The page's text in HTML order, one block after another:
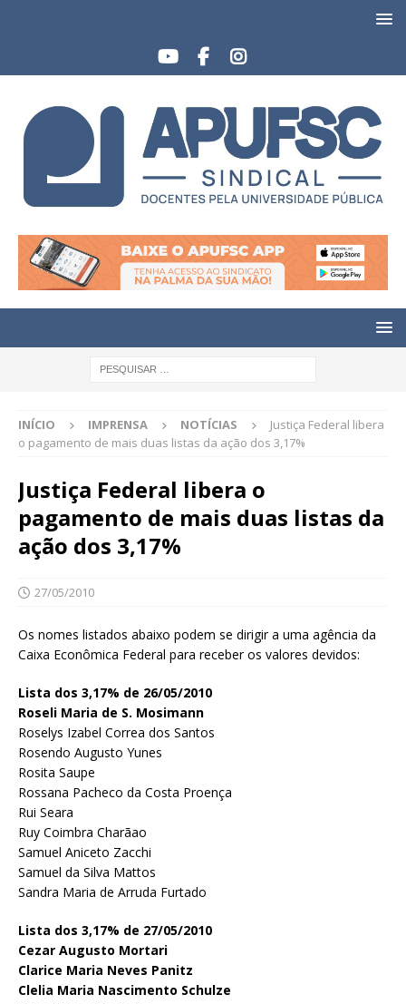
INÍCIO IMPRENSA NOTÍCIAS
Justiça Federal libera
o pagamento de mais duas listas da ação dos 3,17%
Justiça Federal libera o
pagamento de mais duas listas da
ação dos 3,17%
27/05/2010
Os nomes listados abaixo podem se dirigir a uma agência da
Caixa Econômica Federal para receber os valores devidos:
Lista dos 3,17% de 26/05/2010
Roseli Maria de S. Mosimann
Roselys Izabel Correa dos Santos
Rosendo Augusto Yunes
Rosita Saupe
Rossana Pacheco da Costa Proença
Rui Seara
Ruy Coimbra Charãao
Samuel Aniceto Zacchi
Samuel da Silva Mattos
Sandra Maria de Arruda Furtado
Lista dos 3,17% de 27/05/2010
Cezar Augusto Mortari
Clarice Maria Neves Panitz
Clelia Maria Nascimento Schulze